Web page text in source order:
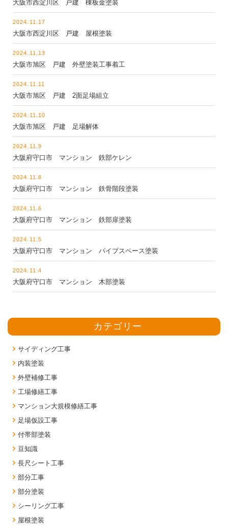
大阪市西淀川区 戸建 棟板金塗装
2024.11.17
大阪市西淀川区 戸建 屋根塗装
2024.11.13
大阪市旭区 戸建 外壁塗装工事着工
2024.11.11
大阪市旭区 戸建 2面足場組立
2024.11.10
大阪市旭区 戸建 足場解体
2024.11.9
大阪府守口市 マンション 鉄部ケレン
2024.11.8
大阪府守口市 マンション 鉄骨階段塗装
2024.11.6
大阪府守口市 マンション 鉄部扉塗装
2024.11.5
大阪府守口市 マンション パイプスペース塗装
2024.11.4
大阪府守口市 マンション 木部塗装
カテゴリー
サイディング工事
内装塗装
外壁補修工事
工場修繕工事
マンション大規模修繕工事
足場仮設工事
付帯部塗装
豆知識
長尺シート工事
部分工事
部分塗装
シーリング工事
屋根塗装